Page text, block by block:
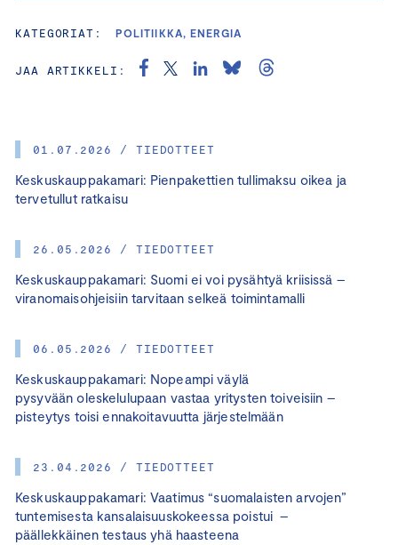
01.07.2026 / TIEDOTTEET
Keskuskauppakamari: Pienpakettien tullimaksu oikea ja
tervetullut ratkaisu
26.05.2026 / TIEDOTTEET
Keskuskauppakamari: Suomi ei voi pysähtyä kriisissä –
viranomaisohjeisiin tarvitaan selkeä toimintamalli
06.05.2026 / TIEDOTTEET
Keskuskauppakamari: Nopeampi väylä
pysyvään oleskelulupaan vastaa yritysten toiveisiin –
pisteytys toisi ennakoitavuutta järjestelmään
23.04.2026 / TIEDOTTEET
Keskuskauppakamari: Vaatimus “suomalaisten arvojen”
tuntemisesta kansalaisuuskokeessa poistui –
päällekkäinen testaus yhä haasteena
KATEGORIAT: POLITIIKKA, ENERGIA
JAA ARTIKKELI: